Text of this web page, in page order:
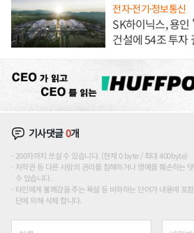
전자·전기·정보통신
SK하이닉스, 용
건설에 54조 투자
기사댓글0개
200자까지 쓰실 수 있습니다. (현재 0 byte / 최대 400byte)
저작권 등 다른 사람의 권리를 침해하거나 명예를 훼손하는
수 있습니다.
타인에게 불쾌감을 주는 욕설 등 비하하는 단어가 내용에 포
단에 의해 삭제 합니다.